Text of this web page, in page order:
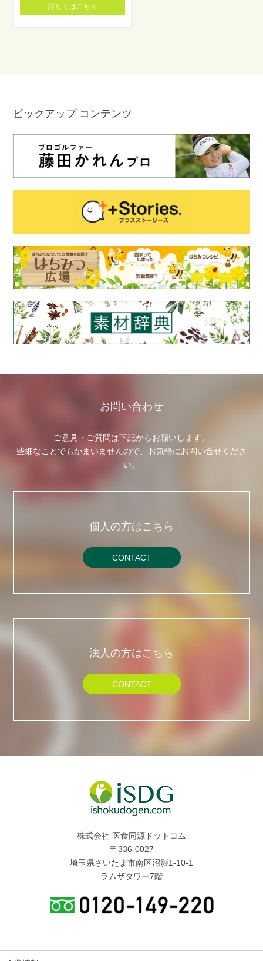
詳しくはこちら
ピックアップ コンテンツ
お問い合わせ
ご意見・ご質問は下記からお願いします。
些細なことでもかまいませんので、お気軽にお問い合せくださ
い。
個人の方はこちら
CONTACT
法人の方はこちら
CONTACT
株式会社 医食同源ドットコム
〒336-0027
埼玉県さいたま市南区沼影1-10-1
ラムザタワー7階